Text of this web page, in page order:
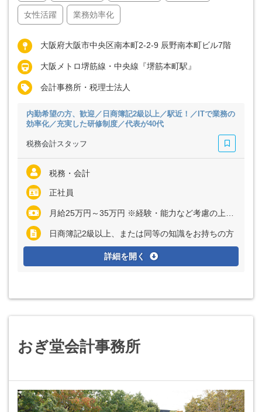
女性活躍 業務効率化
大阪府大阪市中央区南本町2-2-9 辰野南本町ビル7階
大阪メトロ堺筋線・中央線『堺筋本町駅』
会計事務所・税理士法人
内勤希望の方、歓迎／日商簿記2級以上／駅近！／ITで業務の
効率化／充実した研修制度／代表が40代
税務会計スタッフ
税務・会計
正社員
月給25万円～35万円 ※経験・能力など考慮の上、決定いたします ※残業代は全額支給
日商簿記2級以上、または同等の知識をお持ちの方
詳細を開く
おぎ堂会計事務所